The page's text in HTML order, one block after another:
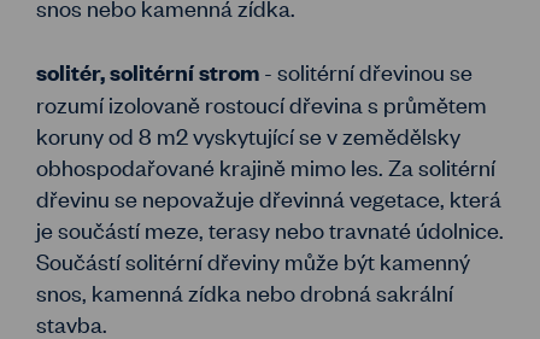
snos nebo kamenná zídka.
solitér, solitérní strom - solitérní dřevinou se
rozumí izolovaně rostoucí dřevina s průmětem
koruny od 8 m2 vyskytující se v zemědělsky
obhospodařované krajině mimo les. Za solitérní
dřevinu se nepovažuje dřevinná vegetace, která
je součástí meze, terasy nebo travnaté údolnice.
Součástí solitérní dřeviny může být kamenný
snos, kamenná zídka nebo drobná sakrální
stavba.